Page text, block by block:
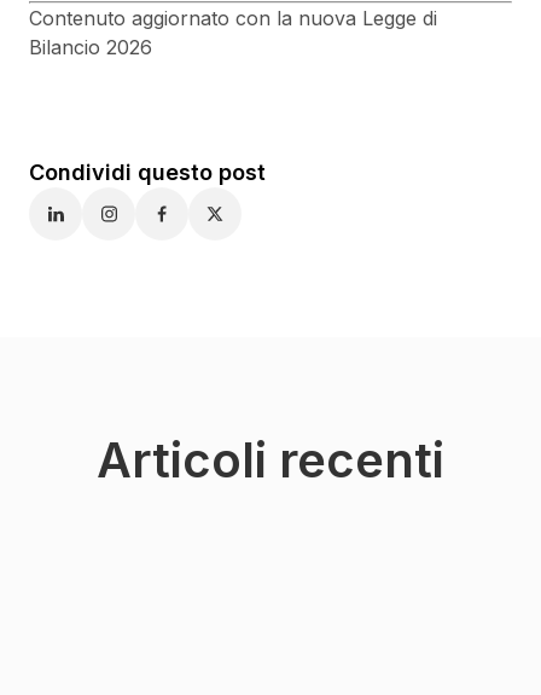
Contenuto aggiornato con la nuova Legge di
Bilancio 2026
Condividi questo post
Articoli recenti